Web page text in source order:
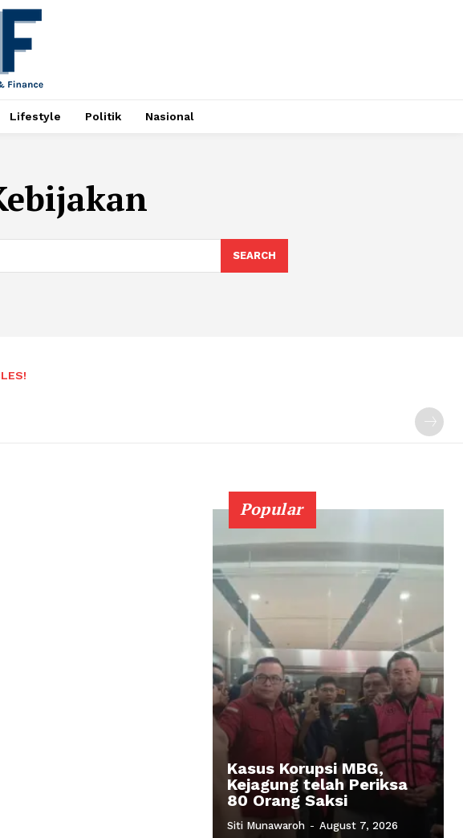
Lifestyle Politik Nasional
SEARCH
Popular
Kasus Korupsi MBG,
Kejagung telah Periksa
80 Orang Saksi
Siti Munawaroh - August 7, 2026